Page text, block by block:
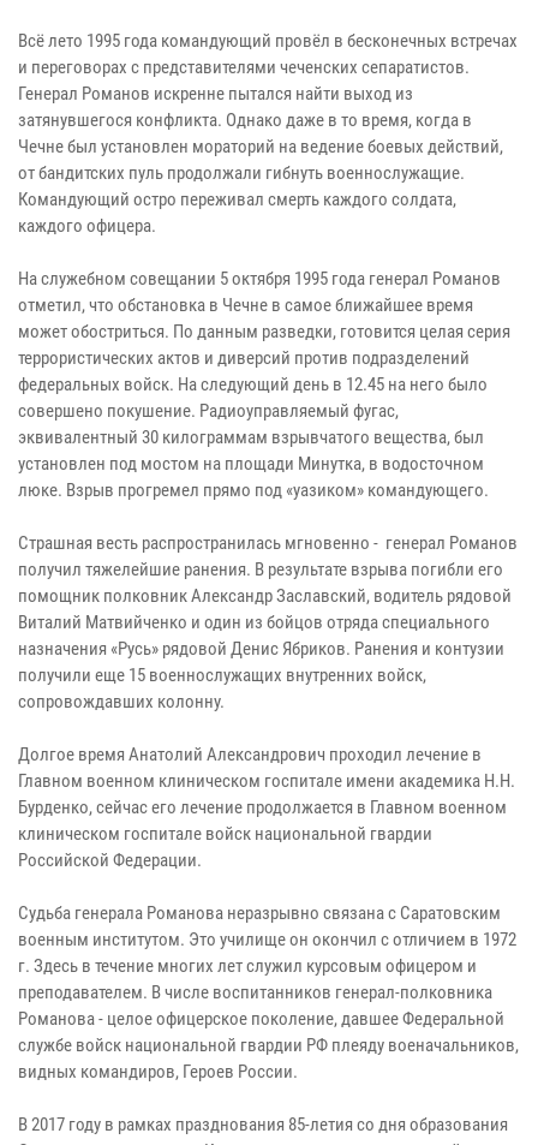
Всё лето 1995 года командующий провёл в бесконечных встречах
и переговорах с представителями чеченских сепаратистов.
Генерал Романов искренне пытался найти выход из
затянувшегося конфликта. Однако даже в то время, когда в
Чечне был установлен мораторий на ведение боевых действий,
от бандитских пуль продолжали гибнуть военнослужащие.
Командующий остро переживал смерть каждого солдата,
каждого офицера.
На служебном совещании 5 октября 1995 года генерал Романов
отметил, что обстановка в Чечне в самое ближайшее время
может обостриться. По данным разведки, готовится целая серия
террористических актов и диверсий против подразделений
федеральных войск. На следующий день в 12.45 на него было
совершено покушение. Радиоуправляемый фугас,
эквивалентный 30 килограммам взрывчатого вещества, был
установлен под мостом на площади Минутка, в водосточном
люке. Взрыв прогремел прямо под «уазиком» командующего.
Страшная весть распространилась мгновенно - генерал Романов
получил тяжелейшие ранения. В результате взрыва погибли его
помощник полковник Александр Заславский, водитель рядовой
Виталий Матвийченко и один из бойцов отряда специального
назначения «Русь» рядовой Денис Ябриков. Ранения и контузии
получили еще 15 военнослужащих внутренних войск,
сопровождавших колонну.
Долгое время Анатолий Александрович проходил лечение в
Главном военном клиническом госпитале имени академика Н.Н.
Бурденко, сейчас его лечение продолжается в Главном военном
клиническом госпитале войск национальной гвардии
Российской Федерации.
Судьба генерала Романова неразрывно связана с Саратовским
военным институтом. Это училище он окончил с отличием в 1972
г. Здесь в течение многих лет служил курсовым офицером и
преподавателем. В числе воспитанников генерал-полковника
Романова - целое офицерское поколение, давшее Федеральной
службе войск национальной гвардии РФ плеяду военачальников,
видных командиров, Героев России.
В 2017 году в рамках празднования 85-летия со дня образования